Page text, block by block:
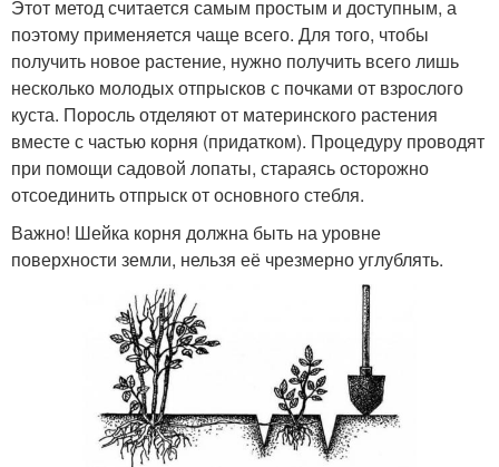
Этот метод считается самым простым и доступным, а
поэтому применяется чаще всего. Для того, чтобы
получить новое растение, нужно получить всего лишь
несколько молодых отпрысков с почками от взрослого
куста. Поросль отделяют от материнского растения
вместе с частью корня (придатком). Процедуру проводят
при помощи садовой лопаты, стараясь осторожно
отсоединить отпрыск от основного стебля.
Важно! Шейка корня должна быть на уровне
поверхности земли, нельзя её чрезмерно углублять.